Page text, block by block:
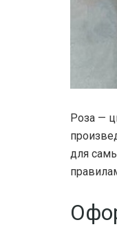
Роза —
для